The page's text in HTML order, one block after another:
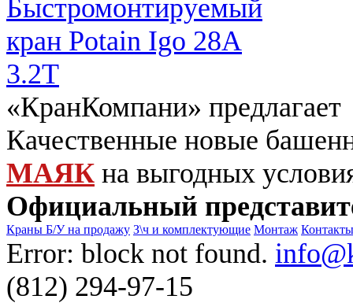
«КранКомпани» предлагает
Качественные новые
МАЯК на выгодных
Официальный
Краны Б/У на продажу З\ч и комплектующие Монтаж Контакты
Error: block not found.
(812) 294-97-15